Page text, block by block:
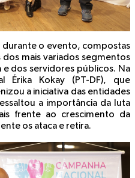
durante o evento, compostas
mais variados segmentos
e dos servidores públicos. Na
Érika Kokay (PT-DF), que
a iniciativa das entidades
a importância da luta
frente ao crescimento da
os ataca e retira.